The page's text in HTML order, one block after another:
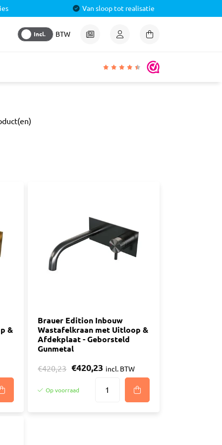
Van sloop tot realisatie
Incl. BTW
&
Brauer Edition Inbouw
Wastafelkraan met Uitloop &
Afdekplaat - Geborsteld
Gunmetal
€420,23 €420,23 incl. BTW
Op voorraad